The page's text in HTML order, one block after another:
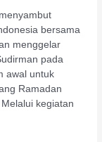
bersama
menggelar
pada
awal untuk
Ramadan
kegiatan